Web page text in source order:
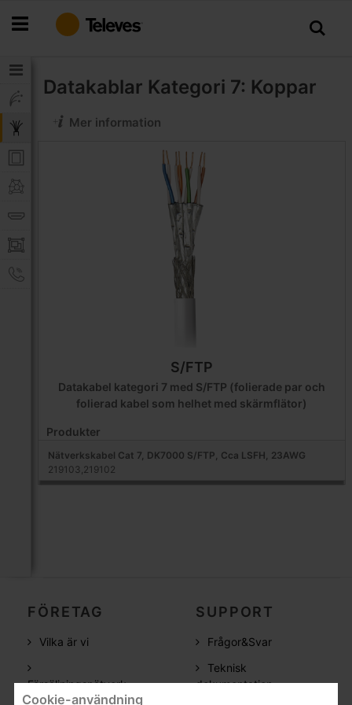
till
Datakablar Kategori 7: Koppar
Mer information
S/FTP
Datakabel kategori 7 med S/FTP (folierade par och
folierad kabel som helhet med skärmflätor)
Produkter
Nätverkskabel Cat 7, DK7000 S/FTP, Cca LSFH, 23AWG
219103,219102
FÖRETAG
Vilka är vi
Försäljningsnätverk
SUPPORT
Frågor&Svar
Teknisk
dokumentation
Cookie-användning